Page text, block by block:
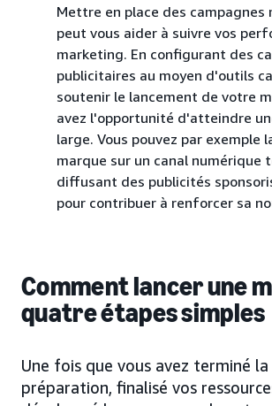
Mettre en place des campagnes
peut vous aider à suivre vos
marketing. En configurant des
publicitaires au moyen d'outils
soutenir le lancement de votre
avez l'opportunité d'atteindre
large. Vous pouvez par exemple
marque sur un canal numérique
diffusant des publicités
pour contribuer à renforcer sa
Comment lancer une
quatre étapes simples
Une fois que vous avez terminé la
préparation, finalisé vos